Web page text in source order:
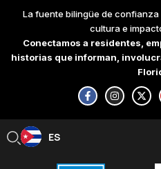
content
La fuente bilingüe de confianza
cultura e
Conectamos a residentes,
historias que informan,
F
a
c
e
I
n
s
t
X
-
t
w
ES
EN